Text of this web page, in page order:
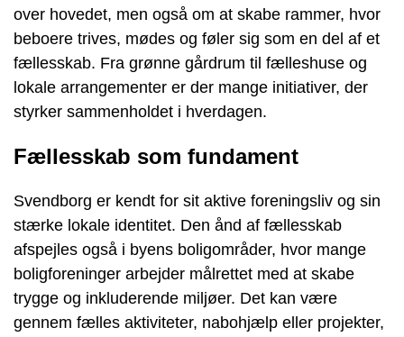
over hovedet, men også om at skabe rammer, hvor
beboere trives, mødes og føler sig som en del af et
fællesskab. Fra grønne gårdrum til fælleshuse og
lokale arrangementer er der mange initiativer, der
styrker sammenholdet i hverdagen.
Fællesskab som fundament
Svendborg er kendt for sit aktive foreningsliv og sin
stærke lokale identitet. Den ånd af fællesskab
afspejles også i byens boligområder, hvor mange
boligforeninger arbejder målrettet med at skabe
trygge og inkluderende miljøer. Det kan være
gennem fælles aktiviteter, nabohjælp eller projekter,